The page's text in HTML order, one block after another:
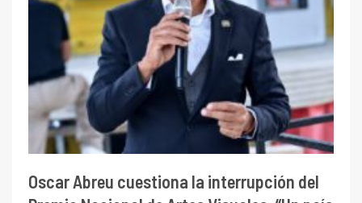
Oscar Abreu cuestiona la interrupción del